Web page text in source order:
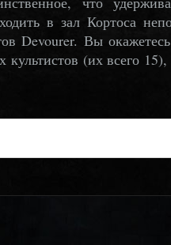
в зал Кортоса
Devourer. Вы
культистов (их всего